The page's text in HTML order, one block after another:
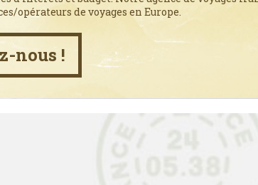
opérateurs de voyages en Europe.
nous !